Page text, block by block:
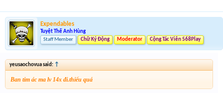
Expendables
Tuyệt Thế Anh Hùng
Staff Member
Chữ Ký Động Moderator Cộng Tác Viên 568Play
yeusaochovua said: ↑
Ban tim ác ma lv 14x đi.thiếu quá